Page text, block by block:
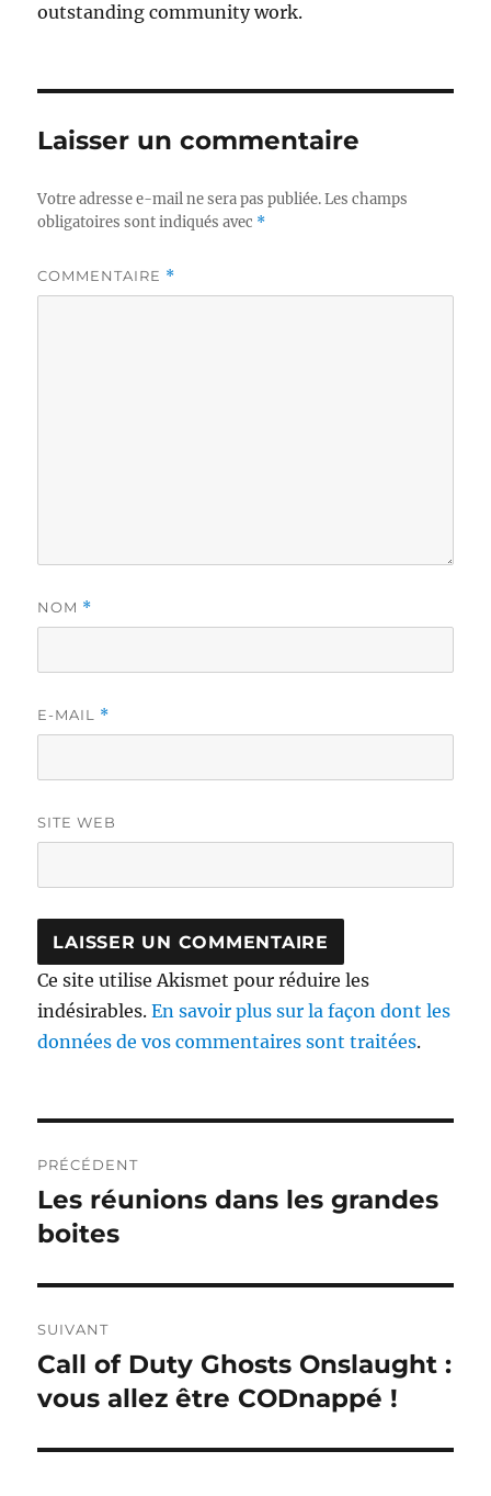
outstanding community work.
Laisser un commentaire
Votre adresse e-mail ne sera pas publiée. Les champs
obligatoires sont indiqués avec *
COMMENTAIRE *
NOM *
E-MAIL *
SITE WEB
Ce site utilise Akismet pour réduire les
indésirables.En savoir plus sur la façon dont les
données de vos commentaires sont traitées.
de
l’article
PRÉCÉDENT
Publication
précédente :
Les réunions dans les grandes
boites
SUIVANT
Publication
suivante :
Call of Duty Ghosts Onslaught :
vous allez être CODnappé !